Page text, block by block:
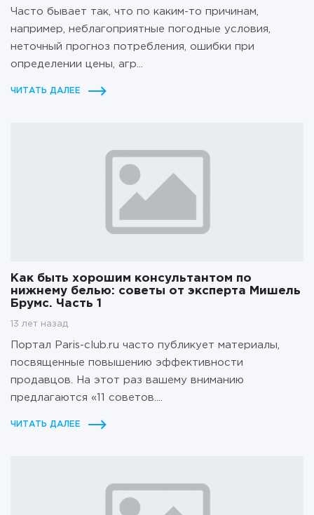
Часто бывает так, что по каким-то причинам,
например, неблагоприятные погодные условия,
неточный прогноз потребления, ошибки при
определении цены, агр...
ЧИТАТЬ ДАЛЕЕ
Как быть хорошим консультантом по
нижнему белью: советы от эксперта Мишель
Брумс. Часть 1
13 лет назад
Портал Paris-club.ru часто публикует материалы,
посвященные повышению эффективности
продавцов. На этот раз вашему вниманию
предлагаются «11 советов....
ЧИТАТЬ ДАЛЕЕ